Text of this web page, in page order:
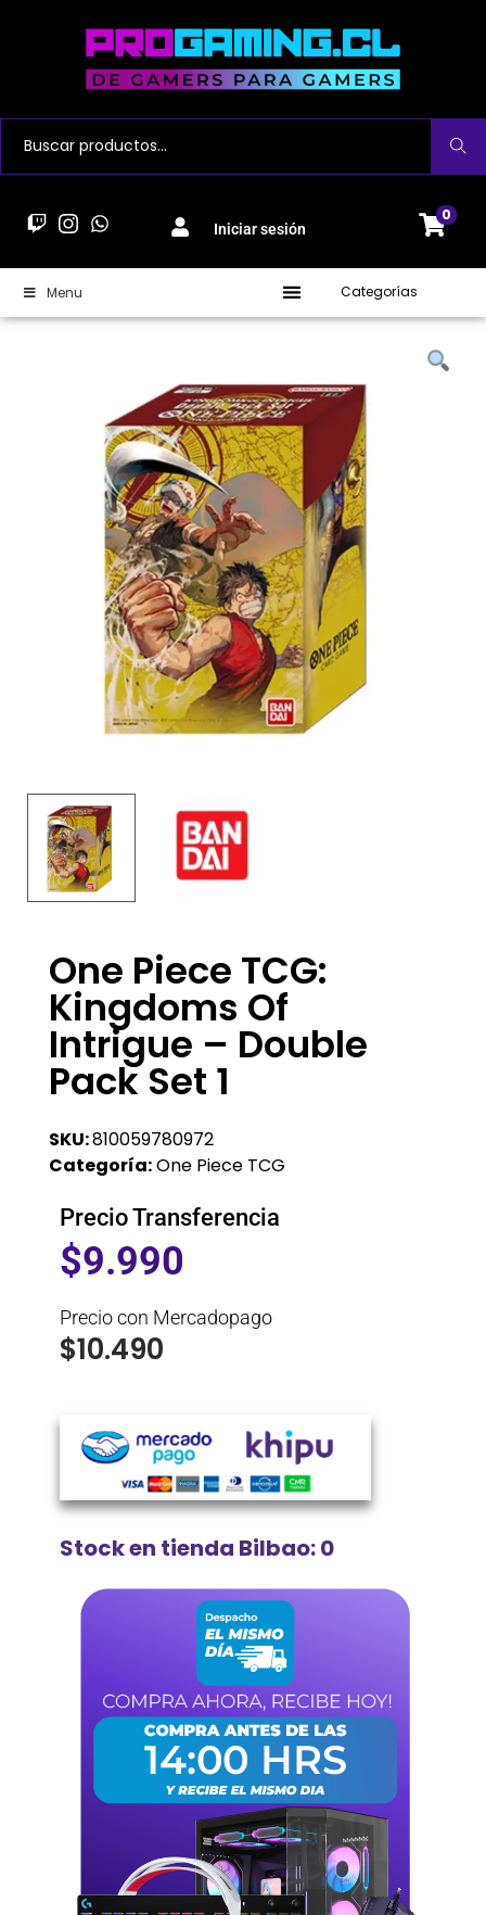
Buscar
Iniciar sesión
0
Menu Categorías
One Piece TCG:
Kingdoms Of
Intrigue – Double
Pack Set 1
SKU:810059780972
Categoría:One Piece TCG
Precio Transferencia
$9.990
Precio con Mercadopago
$10.490
Stock en tienda Bilbao: 0